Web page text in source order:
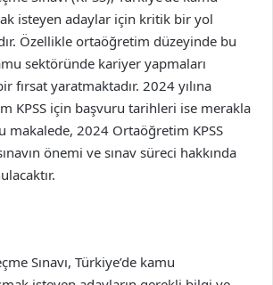
isteyen adaylar için kritik bir yol
Özellikle ortaöğretim düzeyinde bu
sektöründe kariyer yapmaları
fırsat yaratmaktadır. 2024 yılına
KPSS için başvuru tarihleri ise merakla
makalede, 2024 Ortaöğretim KPSS
önemi ve sınav süreci hakkında
Sınavı, Türkiye’de kamu